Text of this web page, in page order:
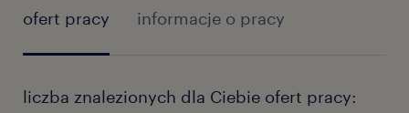
ofert pracy informacje o pracy
liczba znalezionych dla Ciebie ofert pracy: